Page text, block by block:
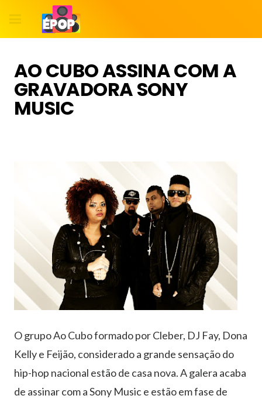
AO CUBO ASSINA COM A
GRAVADORA SONY
MUSIC
O grupo Ao Cubo formado por Cleber, DJ Fay, Dona
Kelly e Feijão, considerado a grande sensação do
hip-hop nacional estão de casa nova. A galera acaba
de assinar com a Sony Music e estão em fase de